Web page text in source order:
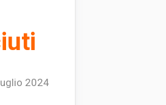
2024